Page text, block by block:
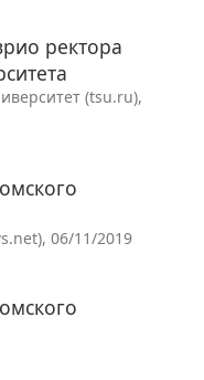
ректора
(tsu.ru),
06/11/2019